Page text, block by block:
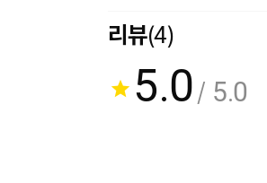
리뷰(4)
5.0/ 5.0